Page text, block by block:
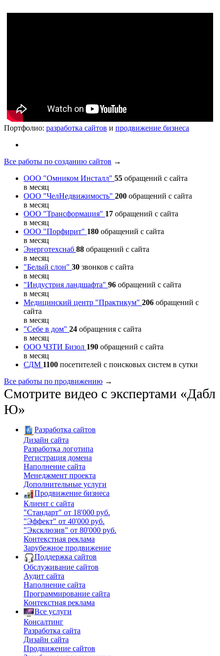
Портфолио: разработка сайтов и продвижение бизнеса
Все работы по созданию сайтов →
ООО "Омником Инсталл" 55 обращений с сайта
в месяц
ООО "ЧелНедвижимость" 200 обращений с сайта
в месяц
ООО "Трансформация" 17 обращений с сайта
в месяц
ООО "Порфирит" 180 обращений с сайта
в месяц
Энерготехснаб 88 обращений с сайта
в месяц
"Белый слон" 30 звонков с сайта
в месяц
"Индустрия ландшафта" 96 обращений с сайта
в месяц
Медицинский центр "Практикум" 206 обращений с
сайта
в месяц
"Себе в дом" 24 обращения с сайта
в месяц
ООО ЧЗТИ Бизол 190 обращений с сайта
в месяц
СДМ 1100 посетителей с поисковых систем в сутки
Все работы по продвижению →
Смотрите видео с экспертами «Дабл
Ю»
Разработка сайтов
Дизайн сайта
Разработка логотипа
Регистрация домена
Наполнение сайта
Менеджмент проекта
Дополнительные услуги
Продвижение бизнеса
Клиент с сайта
"Стандарт" от 18'000 руб.
"Эффект" от 40'000 руб.
"Эксклюзив" от 80'000 руб.
Контекстная реклама
Зарубежное продвижение
Поддержка сайтов
Обслуживание сайтов
Аудит сайта
Наполнение сайта
Программирование сайта
Контекстная реклама
Все услуги
Консалтинг
Разработка сайта
Дизайн сайта
Продвижение сайтов